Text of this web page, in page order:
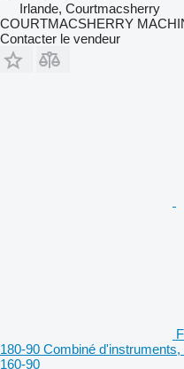
Irlande, Courtmacsherry
COURTMACSHERRY
Contacter le vendeur
180-90 Combiné
160-90